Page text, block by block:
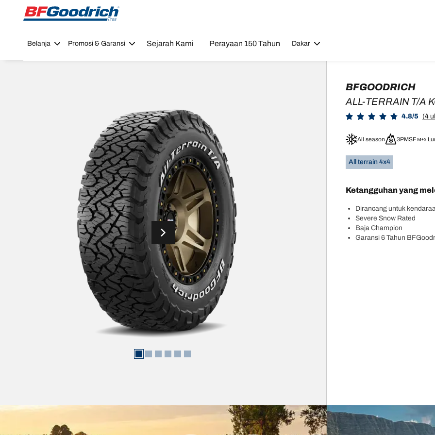
Go to page content Go to page navigation
Belanja Promosi & Garansi Sejarah Kami Perayaan 150 Tahun Dakar
BFGOODRICH
ALL-TERRAIN T/A
4.8/5 (4
All season 3PMSF
All terrain 4x4
Ketangguhan yang
Dirancang untuk
Severe Snow Rated
Baja Champion
Garansi 6 Tahun